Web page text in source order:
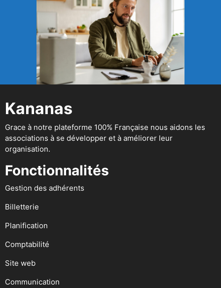
Kananas
Grace à notre plateforme 100% Française nous aidons les
associations à se développer et à améliorer leur
organisation.
Fonctionnalités
Gestion des adhérents
Billetterie
Planification
Comptabilité
Site web
Communication